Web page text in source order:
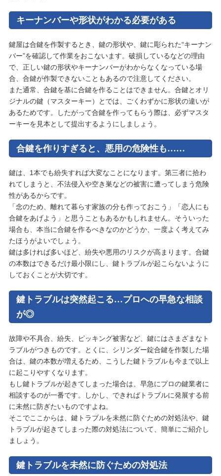
キーナンバーや形状がわかる必要がある
鍵屋は合鍵を作製するとき、鍵の形状や、鍵に彫られた“キーナン
バー”を確認して作業をおこないます。破損しているなどの理由
で、正しい鍵の形状やキーナンバーがわからなくなっている場
合、合鍵が作製できないこともあるので注意してください。
また通常、合鍵を基に合鍵を作ることはできません。合鍵とオリ
ジナルの鍵（マスターキー）とでは、ごくわずかに形状の違いが
あるためです。したがって合鍵を作ってもらう際は、必ずマスタ
ーキーを見本として提出するようにしましょう。
合鍵を作りすぎると、悪用の危険性も……
鍵は、1本でも紛失すれば大変なことになります。第三者に拾わ
れてしまうと、不法侵入や空き巣などの被害に遭ってしまう危険
性があるからです。
「念のため、離れて暮らす家族の分も作っておこう」「恋人にも
合鍵をあげよう」と思うこともあるかもしれません。そういった
場合も、本当に合鍵を作るべきなのかどうか、一度よく考えてみ
たほうがよいでしょう。
鍵は多ければ多いほど、紛失や悪用のリスクが高まります。合鍵
の本数はできるだけ最小限にし、鍵トラブルが起こらないように
しておくことが大切です。
鍵トラブルは突然起こる…プロへの早急な相談
が◎
故障や不具合、紛失、ピッキング被害など、鍵にはさまざまなト
ラブルがつきものです。とくに、シリンダー錠合鍵を作製した場
合は、鍵の本数が増えるため、こうした鍵トラブルも今まで以上
に起こりやすくなります。
もし鍵トラブルが起きてしまった場合は、早急にプロの鍵業者に
相談するのが一番です。しかし、できればトラブルに発展する前
に未然に防ぎたいものですよね。
そこでここからは、鍵トラブルを未然に防ぐための対処法や、鍵
トラブルが起きてしまった際の対処法について、簡単にご紹介し
ましょう。
鍵トラブルを未然に防ぐための対処法